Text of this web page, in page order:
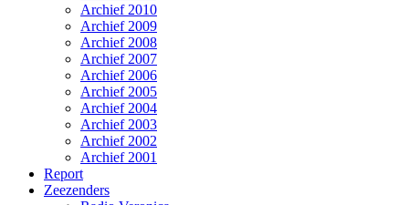
Archief 2010
Archief 2009
Archief 2008
Archief 2007
Archief 2006
Archief 2005
Archief 2004
Archief 2003
Archief 2002
Archief 2001
Report
Zeezenders